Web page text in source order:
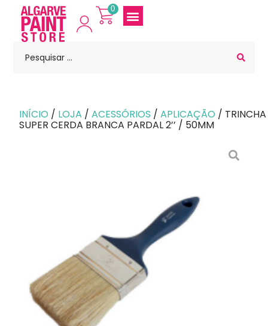
0
INÍCIO / LOJA /ACESSÓRIOS /APLICAÇÃO / TRINCHA
SUPER CERDA BRANCA PARDAL 2’’ / 50MM